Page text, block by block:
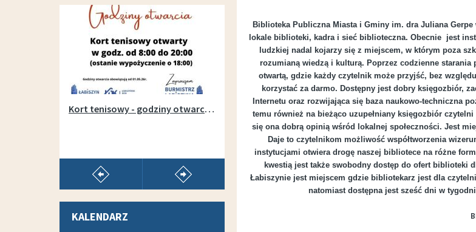
SPORT I REKREACJA
pokaż poprzedni artykułpokaż następny artykuł
Kort tenisowy - godziny otwarcia w sezonie 2026 Marina i wypozyczalnia - godziny otwarcia w sezonie 2026
KALENDARZ
Biblioteka Publiczna Miasta i Gminy im. dra Juliana
lokale biblioteki, kadra i sieć biblioteczna. Obecnie jest
ludzkiej nadal kojarzy się z miejscem, w którym poza
rozumianą wiedzą i kulturą. Poprzez codzienne
otwartą, gdzie każdy czytelnik może przyjść, bez
korzystać za darmo. Dostępny jest dobry księgozbiór,
Internetu oraz rozwijająca się baza naukowo-techniczna
temu również na bieżąco uzupełniany księgozbiór
się ona dobrą opinią wśród lokalnej społeczności. Jest
Daje to czytelnikom możliwość współtworzenia
instytucjami otwiera drogę naszej bibliotece na różne
kwestią jest także swobodny dostęp do ofert biblioteki
Łabiszynie jest miejscem gdzie bibliotekarz jest dla
natomiast dostępna jest sześć dni w